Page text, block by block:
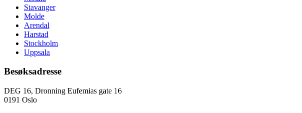
Stavanger
Molde
Arendal
Harstad
Stockholm
Uppsala
Besøksadresse
DEG 16, Dronning Eufemias gate 16
0191 Oslo